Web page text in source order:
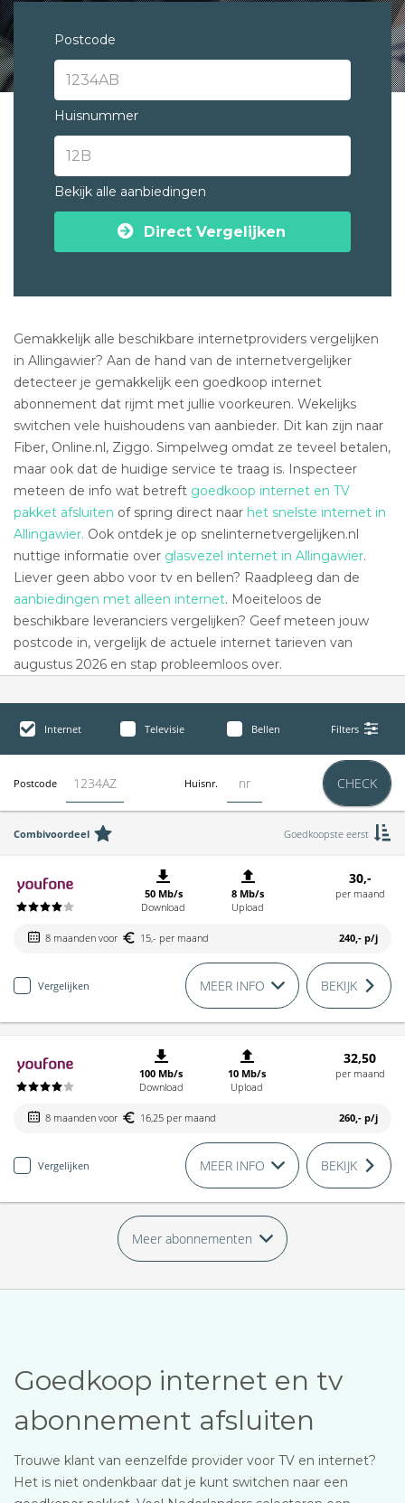
Postcode
Huisnummer
Bekijk alle aanbiedingen
Direct Vergelijken
Gemakkelijk alle beschikbare internetproviders vergelijken
in Allingawier? Aan de hand van de internetvergelijker
detecteer je gemakkelijk een goedkoop internet
abonnement dat rijmt met jullie voorkeuren. Wekelijks
switchen vele huishoudens van aanbieder. Dit kan zijn naar
Fiber, Online.nl, Ziggo. Simpelweg omdat ze teveel betalen,
maar ook dat de huidige service te traag is. Inspecteer
meteen de info wat betreft goedkoop internet en TV
pakket afsluiten of spring direct naar het snelste internet in
Allingawier. Ook ontdek je op snelinternetvergelijken.nl
nuttige informatie over glasvezel internet in Allingawier.
Liever geen abbo voor tv en bellen? Raadpleeg dan de
aanbiedingen met alleen internet. Moeiteloos de
beschikbare leveranciers vergelijken? Geef meteen jouw
postcode in, vergelijk de actuele internet tarieven van
augustus 2026 en stap probleemloos over.
Internet Televisie Bellen Filters
Postcode Huisnr. CHECK
Combivoordeel Goedkoopste eerst
50 Mb/s
Download
8 Mb/s
Upload
30,-
per maand
8 maanden voor 15,- per maand 240,- p/j
Vergelijken MEER INFO BEKIJK
100 Mb/s
Download
10 Mb/s
Upload
32,50
per maand
8 maanden voor 16,25 per maand 260,- p/j
Vergelijken MEER INFO BEKIJK
Meer abonnementen
Goedkoop internet en tv
abonnement afsluiten
Trouwe klant van eenzelfde provider voor TV en internet?
Het is niet ondenkbaar dat je kunt switchen naar een